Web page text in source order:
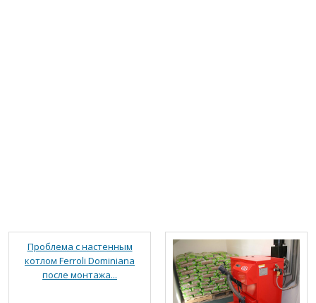
Проблема с настенным
котлом Ferroli Dominiana
после монтажа...